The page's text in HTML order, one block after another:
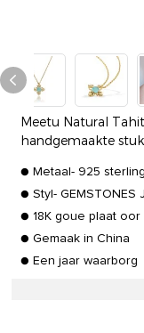
Meetu Natural
handgemaakte
● Metaal- 925
● Styl- GEMSTONES
● 18K goue plaat oor
● Gemaak in China
● Een jaar waarborg